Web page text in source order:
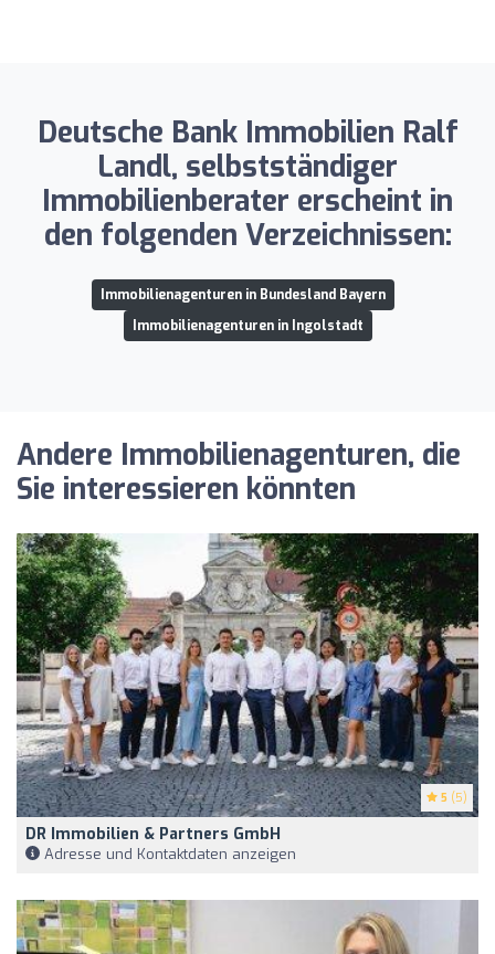
Deutsche Bank Immobilien Ralf
Landl, selbstständiger
Immobilienberater erscheint in
den folgenden Verzeichnissen:
Immobilienagenturen in Bundesland Bayern
Immobilienagenturen in Ingolstadt
Andere Immobilienagenturen, die
Sie interessieren könnten
5 (5)
DR Immobilien & Partners GmbH
Adresse und Kontaktdaten anzeigen